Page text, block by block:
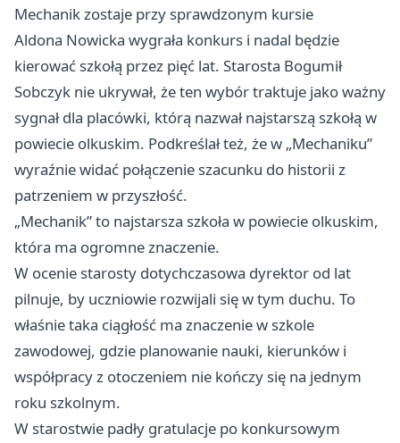
Mechanik zostaje przy sprawdzonym kursie
Aldona Nowicka wygrała konkurs i nadal będzie
kierować szkołą przez pięć lat. Starosta Bogumił
Sobczyk nie ukrywał, że ten wybór traktuje jako ważny
sygnał dla placówki, którą nazwał najstarszą szkołą w
powiecie olkuskim. Podkreślał też, że w „Mechaniku”
wyraźnie widać połączenie szacunku do historii z
patrzeniem w przyszłość.
„Mechanik” to najstarsza szkoła w powiecie olkuskim,
która ma ogromne znaczenie.
W ocenie starosty dotychczasowa dyrektor od lat
pilnuje, by uczniowie rozwijali się w tym duchu. To
właśnie taka ciągłość ma znaczenie w szkole
zawodowej, gdzie planowanie nauki, kierunków i
współpracy z otoczeniem nie kończy się na jednym
roku szkolnym.
W starostwie padły gratulacje po konkursowym